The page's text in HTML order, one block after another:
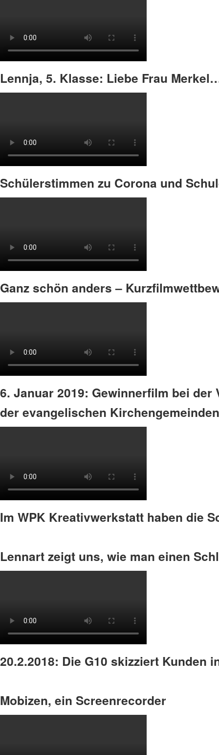
Lennja, 5. Klasse: Liebe Frau
Schülerstimmen zu Corona und
Ganz schön anders –
6. Januar 2019: Gewinnerfilm bei
der evangelischen
Im WPK Kreativwerkstatt haben die
Lennart zeigt uns, wie man einen
20.2.2018: Die G10 skizziert Kunden
Mobizen, ein Screenrecorder